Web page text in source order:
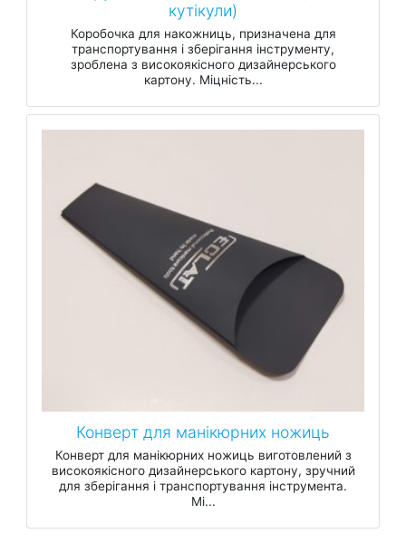
кутікули)
Коробочка для накожниць, призначена для
транспортування і зберігання інструменту,
зроблена з високоякісного дизайнерського
картону. Міцність...
Конверт для манікюрних ножиць
Конверт для манікюрних ножиць виготовлений з
високоякісного дизайнерського картону, зручний
для зберігання і транспортування інструмента.
Мі...